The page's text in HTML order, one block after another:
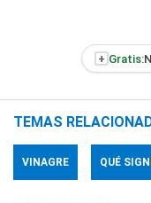
+ Gratis:
TEMAS
VINAGRE QUÉ